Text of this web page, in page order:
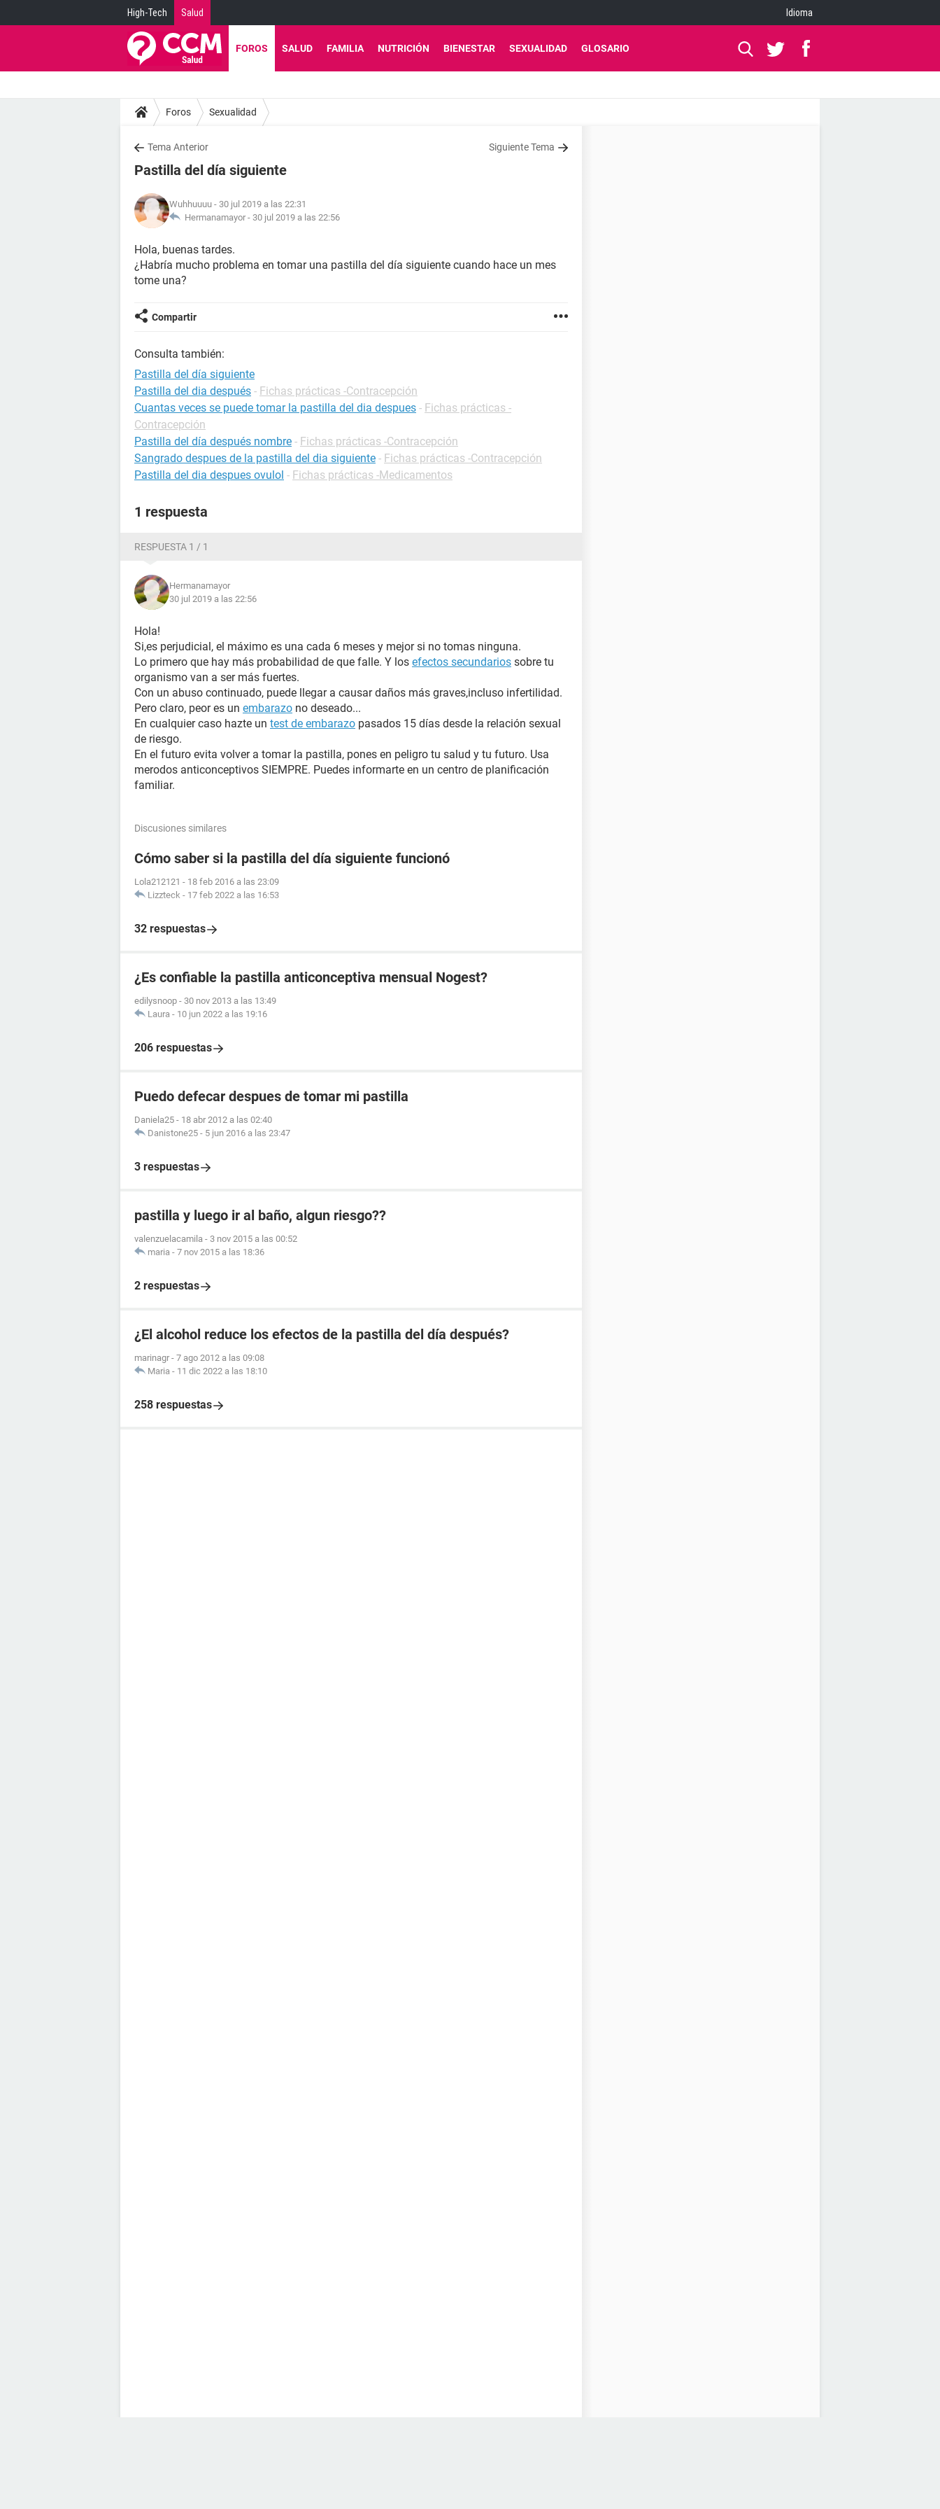
High-Tech Salud Idioma
FOROS SALUD FAMILIA NUTRICIÓN BIENESTAR SEXUALIDAD GLOSARIO
Foros Sexualidad
Tema Anterior Siguiente Tema
Pastilla del día siguiente
Wuhhuuuu - 30 jul 2019 a las 22:31
Hermanamayor - 30 jul 2019 a las 22:56
Hola, buenas tardes.
¿Habría mucho problema en tomar una pastilla del día siguiente cuando hace un mes
tome una?
Compartir
Consulta también:
Pastilla del día siguiente
Pastilla del dia después - Fichas prácticas -Contracepción
Cuantas veces se puede tomar la pastilla del dia despues - Fichas prácticas -
Contracepción
Pastilla del día después nombre - Fichas prácticas -Contracepción
Sangrado despues de la pastilla del dia siguiente - Fichas prácticas -Contracepción
Pastilla del dia despues ovulol - Fichas prácticas -Medicamentos
1 respuesta
RESPUESTA 1 / 1
Hermanamayor
30 jul 2019 a las 22:56
Hola!
Si,es perjudicial, el máximo es una cada 6 meses y mejor si no tomas ninguna.
Lo primero que hay más probabilidad de que falle. Y los efectos secundarios sobre tu
organismo van a ser más fuertes.
Con un abuso continuado, puede llegar a causar daños más graves,incluso infertilidad.
Pero claro, peor es un embarazo no deseado...
En cualquier caso hazte un test de embarazo pasados 15 días desde la relación sexual
de riesgo.
En el futuro evita volver a tomar la pastilla, pones en peligro tu salud y tu futuro. Usa
merodos anticonceptivos SIEMPRE. Puedes informarte en un centro de planificación
familiar.
Discusiones similares
Cómo saber si la pastilla del día siguiente funcionó
Lola212121 - 18 feb 2016 a las 23:09
Lizzteck - 17 feb 2022 a las 16:53
32 respuestas
¿Es confiable la pastilla anticonceptiva mensual Nogest?
edilysnoop - 30 nov 2013 a las 13:49
Laura - 10 jun 2022 a las 19:16
206 respuestas
Puedo defecar despues de tomar mi pastilla
Daniela25 - 18 abr 2012 a las 02:40
Danistone25 - 5 jun 2016 a las 23:47
3 respuestas
pastilla y luego ir al baño, algun riesgo??
valenzuelacamila - 3 nov 2015 a las 00:52
maria - 7 nov 2015 a las 18:36
2 respuestas
¿El alcohol reduce los efectos de la pastilla del día después?
marinagr - 7 ago 2012 a las 09:08
Maria - 11 dic 2022 a las 18:10
258 respuestas